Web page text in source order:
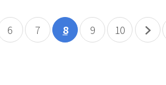
6 7 8 9 10